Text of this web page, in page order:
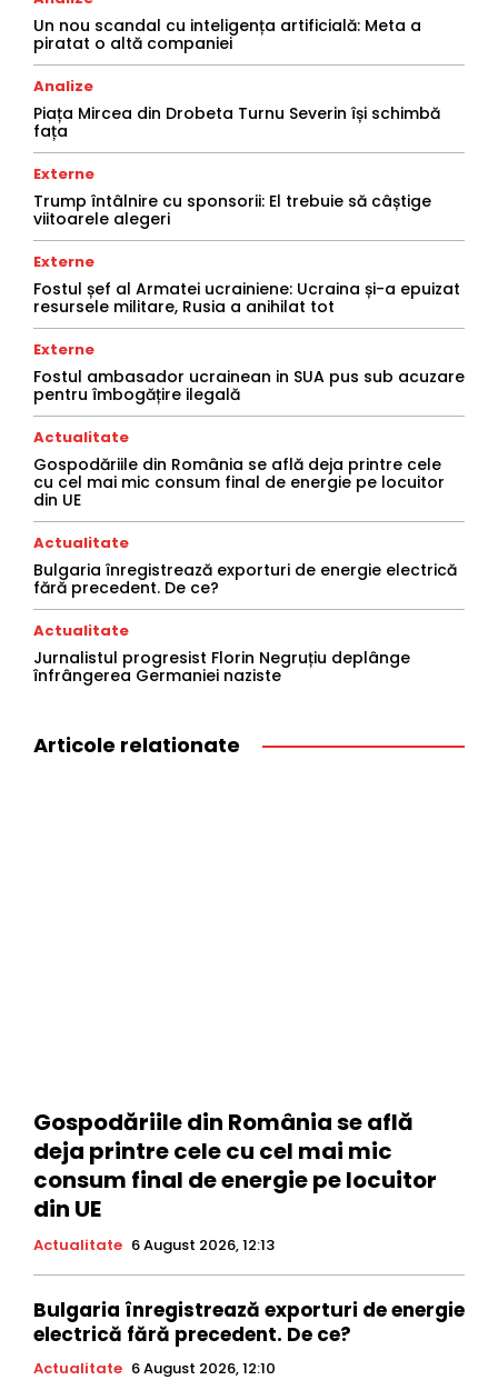
Un nou scandal cu inteligența artificială: Meta a
piratat o altă companiei
Analize
Piața Mircea din Drobeta Turnu Severin își schimbă
fața
Externe
Trump întâlnire cu sponsorii: El trebuie să câștige
viitoarele alegeri
Externe
Fostul șef al Armatei ucrainiene: Ucraina și-a epuizat
resursele militare, Rusia a anihilat tot
Externe
Fostul ambasador ucrainean in SUA pus sub acuzare
pentru îmbogățire ilegală
Actualitate
Gospodăriile din România se află deja printre cele
cu cel mai mic consum final de energie pe locuitor
din UE
Actualitate
Bulgaria înregistrează exporturi de energie electrică
fără precedent. De ce?
Actualitate
Jurnalistul progresist Florin Negruțiu deplânge
înfrângerea Germaniei naziste
Articole relationate
Gospodăriile din România se află
deja printre cele cu cel mai mic
consum final de energie pe locuitor
din UE
Actualitate 6 August 2026, 12:13
Bulgaria înregistrează exporturi de energie
electrică fără precedent. De ce?
Actualitate 6 August 2026, 12:10